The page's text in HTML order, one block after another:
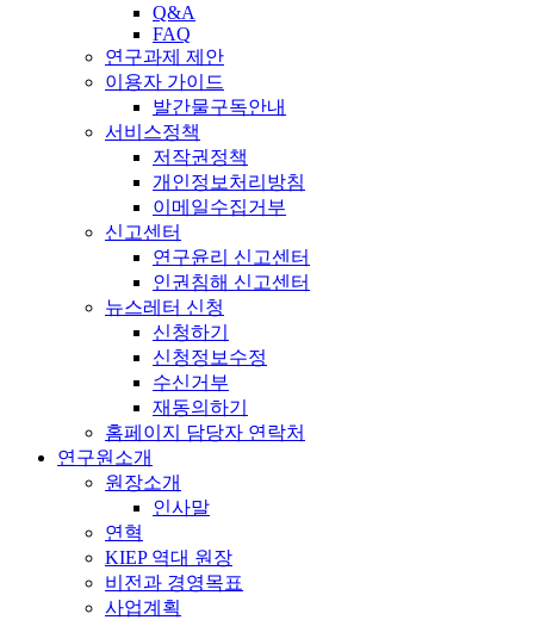
Q&A
FAQ
연구과제 제안
이용자 가이드
발간물구독안내
서비스정책
저작권정책
개인정보처리방침
이메일수집거부
신고센터
연구윤리 신고센터
인권침해 신고센터
뉴스레터 신청
신청하기
신청정보수정
수신거부
재동의하기
홈페이지 담당자 연락처
연구원소개
원장소개
인사말
연혁
KIEP 역대 원장
비전과 경영목표
사업계획